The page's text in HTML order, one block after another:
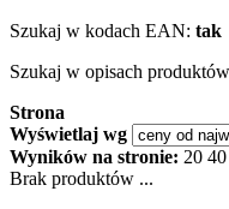
Szukaj w kodach EAN: tak
Szukaj w opisach
Strona
Wyświetlaj wg
Wyników na stronie: 20 40
Brak produktów ...